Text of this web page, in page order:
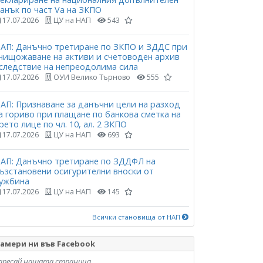
по част Vа на ЗКПО
17.07.2026 ЦУ на НАП 543
Данъчно третиране по ЗКПО и ЗДДС при
на активи и счетоводен архив
на непреодолима сила
17.07.2026 ОУИ Велико Търново 555
Признаване за данъчни цели на разход
гориво при плащане по банкова сметка на
лице по чл. 10, ал. 2 ЗКПО
17.07.2026 ЦУ на НАП 693
Данъчно третиране по ЗДДФЛ на
осигурителни вноски от
17.07.2026 ЦУ на НАП 145
Всички становища от НАП
ни във Facebook